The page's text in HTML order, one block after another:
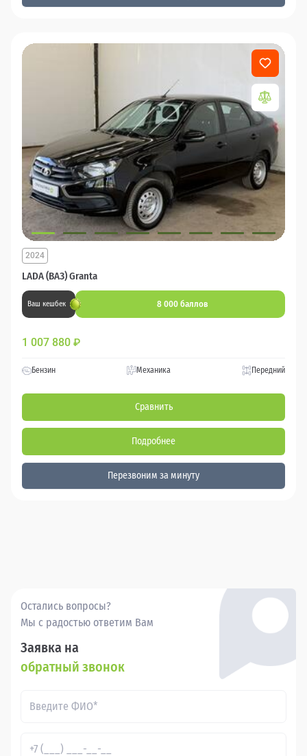
LADA (ВАЗ) Granta
2024
Ваш кешбек 8 000 баллов
1 007 880 ₽
Бензин Механика Передний
Сравнить
Подробнее
Перезвоним за минуту
Остались вопросы?
Мы с радостью ответим Вам
Заявка на
обратный звонок